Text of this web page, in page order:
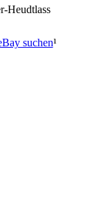
Heudtlass
suchen¹